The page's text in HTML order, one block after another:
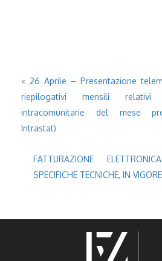
« 26 Aprile – Presentazione
riepilogativi mensili relativi
intracomunitarie del mese
Intrastat)
FATTURAZIONE
SPECIFICHE TECNICHE, IN